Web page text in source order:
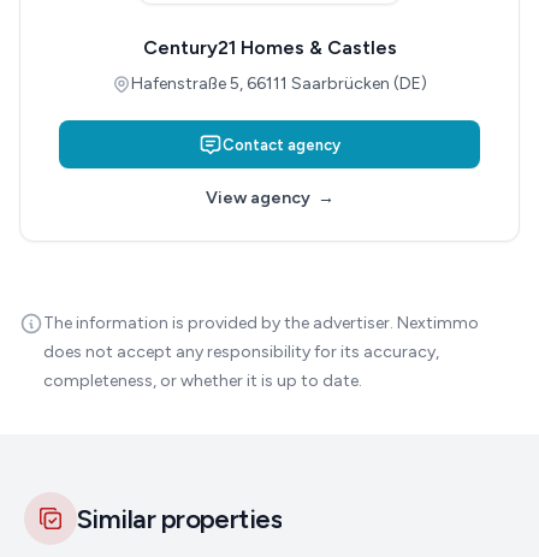
Century21 Homes & Castles
Hafenstraße 5, 66111 Saarbrücken (DE)
Contact agency
View agency→
The information is provided by the advertiser. Nextimmo
does not accept any responsibility for its accuracy,
completeness, or whether it is up to date.
Similar properties